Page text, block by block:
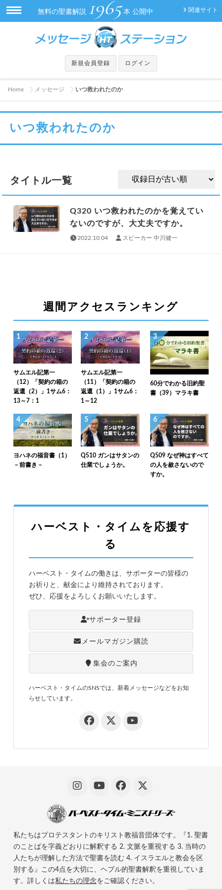
関連サイト
無料の聖書解説 1965 本 公開中
新規会員登録 ログイン
Home メッセージ いつ救われたのか
いつ救われたのか
タイトル一覧
Q320 いつ救われたのかを覚えてい
ないのですが、大丈夫ですか。
2022.10.04 スピーカー 中川健一
週間アクセスランキング
1
サムエル記第一
（12）「契約の箱の
返還（2）」1サム6：
13～7：1
2
サムエル記第一
（11）「契約の箱の
返還（1）」1サム6：
1～12
3
60分でわかる旧約聖
書（39）マラキ書
4
ヨハネの福音書（1）
－前書き－
5
Q510 ガンはサタンの
仕業でしょうか。
6
Q509 なぜ神はすべて
の人を赦さないので
すか。
ハーベスト・タイムを応援す
る
ハーベスト・タイムの働きは、サポーターの皆様の
お祈りと、献金により維持されております。
ぜひ、応援をよろしくお願いいたします。
サポーター登録
メールマガジン購読
集会のご案内
ハーベスト・タイムのSNSでは、新着メッセージなどをお知
らせしています。
私たちはプロテスタントのキリスト教福音団体です。『1. 聖書
のことばを字義どおりに解釈する 2. 文脈を重視する 3. 当時の
人たちが理解した方法で聖書を読む 4. イスラエルと教会を区
別する』この4点を大切に、ヘブル的聖書解釈を重視していま
す。詳しくは私たちの理念をご確認ください。